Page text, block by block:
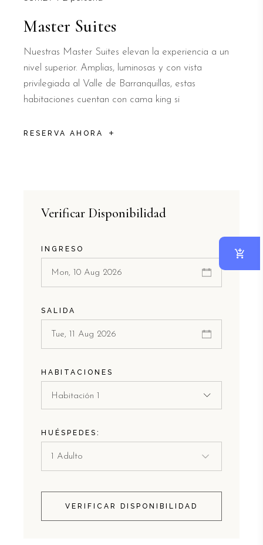
Master Suites
Nuestras Master Suites elevan la experiencia a un
nivel superior. Amplias, luminosas y con vista
privilegiada al Valle de Barranquillas, estas
habitaciones cuentan con cama king si
RESERVA AHORA
Verificar Disponibilidad
INGRESO
SALIDA
HABITACIONES
Habitación 1
HUÉSPEDES:
VERIFICAR DISPONIBILIDAD